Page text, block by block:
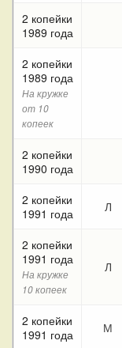
2 копейки
1989 года
2 копейки
1989 года
На кружке
от 10
копеек
2 копейки
1990 года
2 копейки
1991 года
Л
2 копейки
1991 года
На кружке
10 копеек
Л
2 копейки
1991 года
М